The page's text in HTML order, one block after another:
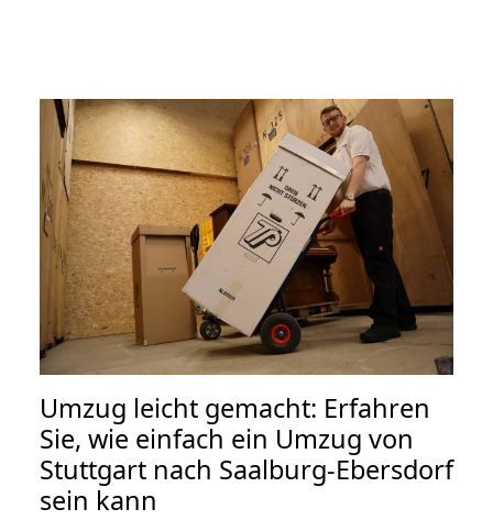
Umzug leicht gemacht: Erfahren
Sie, wie einfach ein Umzug von
Stuttgart nach Saalburg-Ebersdorf
sein kann